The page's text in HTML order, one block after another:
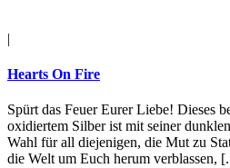
|
Hearts On Fire
Spürt das Feuer Eurer Liebe! Dieses
oxidiertem Silber ist mit seiner
Wahl für all diejenigen, die Mut zu
die Welt um Euch herum verblassen,